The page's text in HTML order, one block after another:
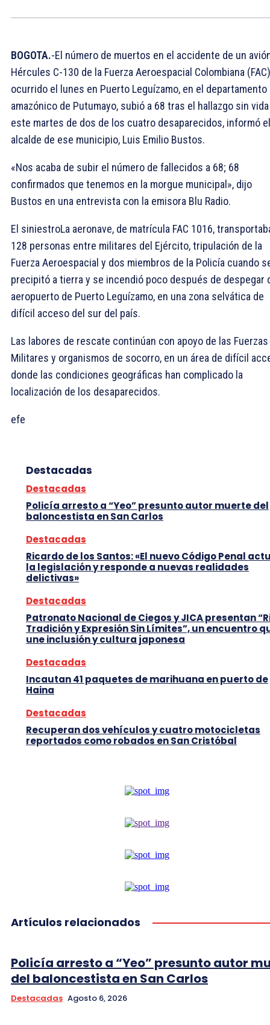
BOGOTA.-El número de muertos en el accidente de un
Hércules C-130 de la Fuerza Aeroespacial Colombiana (FAC)
ocurrido el lunes en Puerto Leguízamo, en el departamento
amazónico de Putumayo, subió a 68 tras el hallazgo sin vida
este martes de dos de los cuatro desaparecidos, informó el
alcalde de ese municipio, Luis Emilio Bustos.
«Nos acaba de subir el número de fallecidos a 68; 68
confirmados que tenemos en la morgue municipal», dijo
Bustos en una entrevista con la emisora Blu Radio.
El siniestroLa aeronave, de matrícula FAC 1016,
128 personas entre militares del Ejército, tripulación de la
Fuerza Aeroespacial y dos miembros de la Policía cuando
precipitó a tierra y se incendió poco después de despegar
aeropuerto de Puerto Leguízamo, en una zona selvática de
difícil acceso del sur del país.
Las labores de rescate continúan con apoyo de las Fuerzas
Militares y organismos de socorro, en un área de difícil
donde las condiciones geográficas han complicado la
localización de los desaparecidos.
efe
Destacadas
Destacadas
Policía arresto a “Yeo” presunto autor muerte del
baloncestista en San Carlos
Destacadas
Ricardo de los Santos: «El nuevo Código Penal
la legislación y responde a nuevas realidades
delictivas»
Destacadas
Patronato Nacional de Ciegos y JICA presentan
Tradición y Expresión Sin Límites”, un encuentro
une inclusión y cultura japonesa
Destacadas
Incautan 41 paquetes de marihuana en puerto de
Haina
Destacadas
Recuperan dos vehículos y cuatro motocicletas
reportados como robados en San Cristóbal
Artículos relacionados
Policía arresto a “Yeo” presunto autor
del baloncestista en San Carlos
Destacadas Agosto 6, 2026